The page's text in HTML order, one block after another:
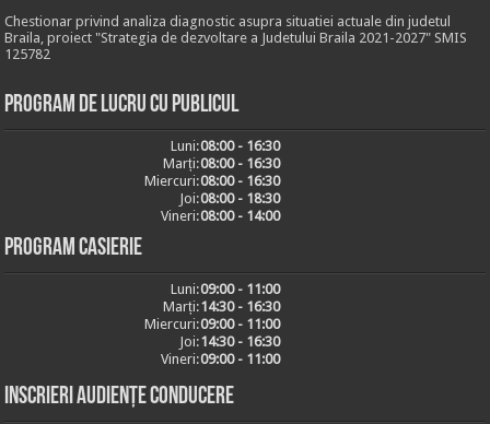
Chestionar privind analiza diagnostic asupra situatiei actuale din judetul
Braila, proiect "Strategia de dezvoltare a Judetului Braila 2021-2027" SMIS
125782
Program de lucru cu publicul
Luni:08:00 - 16:30
Marți:08:00 - 16:30
Miercuri:08:00 - 16:30
Joi:08:00 - 18:30
Vineri:08:00 - 14:00
Program casierie
Luni:09:00 - 11:00
Marți:14:30 - 16:30
Miercuri:09:00 - 11:00
Joi:14:30 - 16:30
Vineri:09:00 - 11:00
Inscrieri audiențe conducere